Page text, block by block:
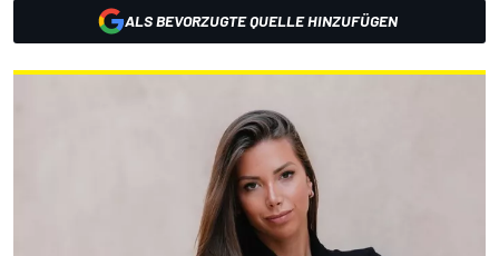
ALS BEVORZUGTE QUELLE HINZUFÜGEN